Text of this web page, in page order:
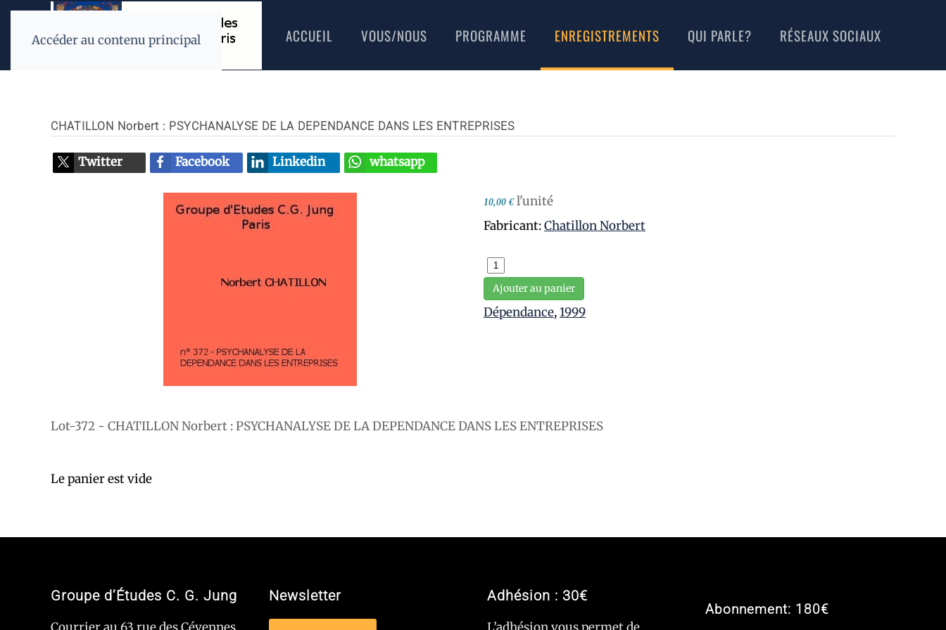
Accéder au contenu principal ACCUEIL VOUS/NOUS PROGRAMME ENREGISTREMENTS QUI PARLE? RÉSEAUX SOCIAUX
CHATILLON Norbert : PSYCHANALYSE DE LA DEPENDANCE DANS LES ENTREPRISES
Twitter Facebook Linkedin whatsapp
10,00 € l'unité
Fabricant:Chatillon Norbert
Ajouter au panier
Dépendance,1999
Lot-372 - CHATILLON Norbert : PSYCHANALYSE DE LA DEPENDANCE DANS LES ENTREPRISES
Le panier est vide
Groupe d’Études C. G. Jung Newsletter Adhésion : 30€
Abonnement: 180€